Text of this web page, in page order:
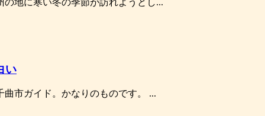
地に寒い冬の季節が訪れようとし...
い
市ガイド。かなりのものです。 ...